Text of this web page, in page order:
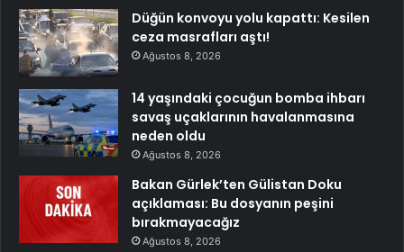
Düğün konvoyu yolu kapattı: Kesilen
ceza masrafları aştı!
Ağustos 8, 2026
14 yaşındaki çocuğun bomba ihbarı
savaş uçaklarının havalanmasına
neden oldu
Ağustos 8, 2026
Bakan Gürlek’ten Gülistan Doku
açıklaması: Bu dosyanın peşini
bırakmayacağız
Ağustos 8, 2026